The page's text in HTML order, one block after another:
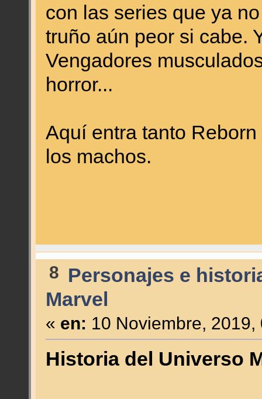
con las series que ya
truño aún peor si cabe.
Vengadores
horror...
Aquí entra tanto
los machos.
8 Personajes e
Marvel
« en: 10 Noviembre, 2019,
Historia del Universo